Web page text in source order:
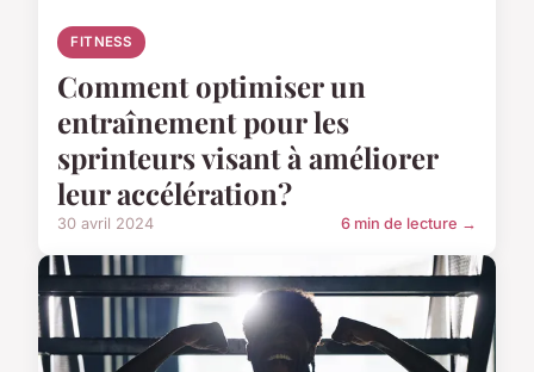
FITNESS
Comment optimiser un
entraînement pour les
sprinteurs visant à améliorer
leur accélération?
30 avril 2024 6 min de lecture →